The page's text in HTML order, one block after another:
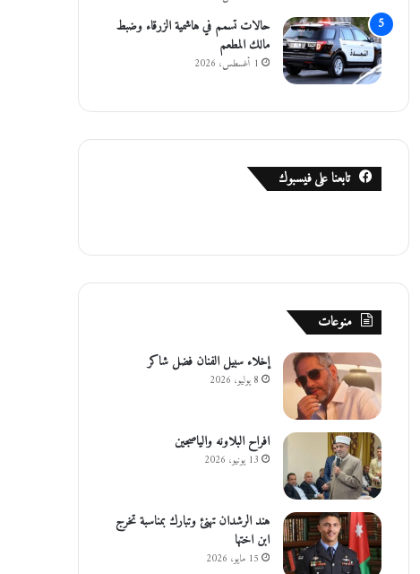
حالات تسمم في هاشمية الزرقاء وضبط
مالك المطعم
1 أغسطس، 2026
تابعنا على فيسبوك
منوعات
إخلاء سبيل الفنان فضل شاكر
8 يوليو، 2026
افراح البلاونه والياصجين
13 يونيو، 2026
هند الرشدان تهنئ وتبارك بمناسبة تخرج
ابن اختها
15 مايو، 2026